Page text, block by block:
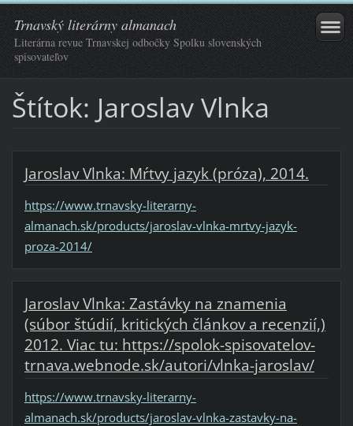
Trnavský literárny almanach
Literárna revue Trnavskej odbočky Spolku slovenských
spisovateľov
Štítok: Jaroslav Vlnka
Jaroslav Vlnka: Mŕtvy jazyk (próza), 2014.
https://www.trnavsky-literarny-
almanach.sk/products/jaroslav-vlnka-mrtvy-jazyk-
proza-2014/
Jaroslav Vlnka: Zastávky na znamenia
(súbor štúdií, kritických článkov a recenzií,)
2012. Viac tu: https://spolok-spisovatelov-
trnava.webnode.sk/autori/vlnka-jaroslav/
https://www.trnavsky-literarny-
almanach.sk/products/jaroslav-vlnka-zastavky-na-